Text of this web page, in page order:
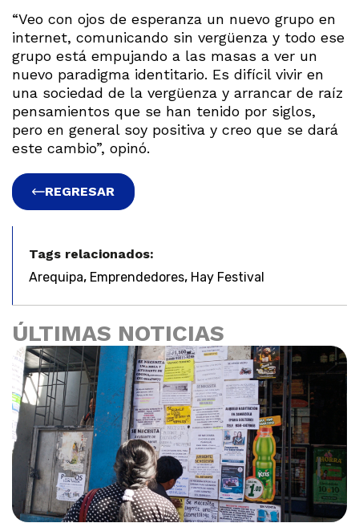
“Veo con ojos de esperanza un nuevo grupo en
internet, comunicando sin vergüenza y todo ese
grupo está empujando a las masas a ver un
nuevo paradigma identitario. Es difícil vivir en
una sociedad de la vergüenza y arrancar de raíz
pensamientos que se han tenido por siglos,
pero en general soy positiva y creo que se dará
este cambio”, opinó.
REGRESAR
Tags relacionados:
Arequipa, Emprendedores, Hay Festival
ÚLTIMAS NOTICIAS